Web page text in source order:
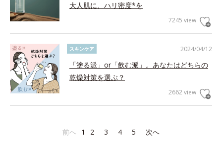
大人肌に、ハリ密度*を
7245 view
2024/04/12
スキンケア
「塗る派」or「飲む派」。あなたはどちらの
乾燥対策を選ぶ？
2662 view
前へ 1 2 3 4 5 次へ